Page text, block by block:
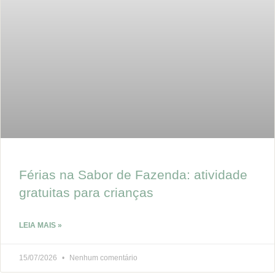
Férias na Sabor de Fazenda: atividade
gratuitas para crianças
LEIA MAIS »
15/07/2026 Nenhum comentário